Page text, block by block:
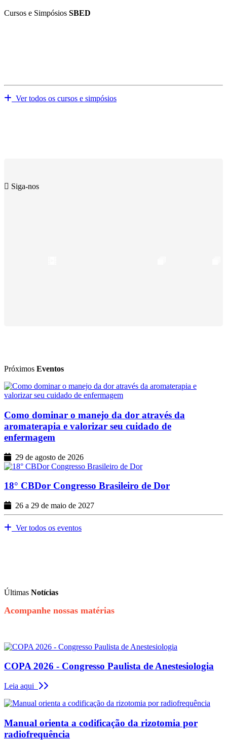
Cursos e Simpósios SBED
Ver todos os cursos e simpósios
Siga-nos
Próximos Eventos
Como dominar o manejo da dor através da
aromaterapia e valorizar seu cuidado de
enfermagem
29 de agosto de 2026
18° CBDor Congresso Brasileiro de Dor
26 a 29 de maio de 2027
Ver todos os eventos
Últimas Notícias
Acompanhe nossas matérias
COPA 2026 - Congresso Paulista de Anestesiologia
Leia aqui
Manual orienta a codificação da rizotomia por
radiofrequência